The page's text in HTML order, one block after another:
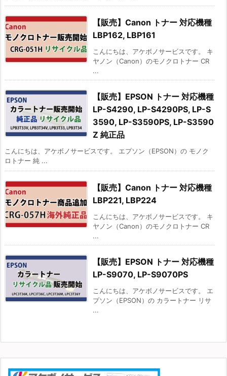
【販売】Canon トナー 対応機種
LBP162, LBP161
こんにちは、アケボノサービスです。 キ
ヤノン（Canon）のモノクロトナー CR
...
【販売】EPSON トナー 対応機種
LP-S4290, LP-S4290PS, LP-S
3590, LP-S3590PS, LP-S3590
Z 純正品
こんにちは、アケボノサービスです。 エプソン（EPSON）の モノク
ロトナー 純 ...
【販売】Canon トナー 対応機種
LBP221, LBP224
こんにちは、アケボノサービスです。 キ
ヤノン（Canon）のモノクロトナー CR
...
【販売】EPSON トナー 対応機種
LP-S9070, LP-S9070PS
こんにちは、アケボノサービスです。 エ
プソン（EPSON）の カラートナー リサ
...